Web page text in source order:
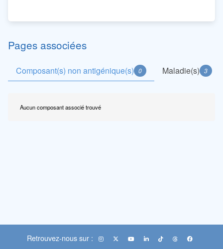
Pages associées
Composant(s) non antigénique(s) 0 Maladie(s) 3
Aucun composant associé trouvé
Retrouvez-nous sur :